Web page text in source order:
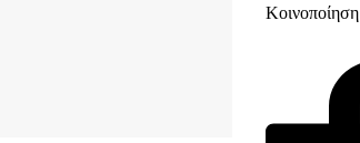
Κοινοποίηση